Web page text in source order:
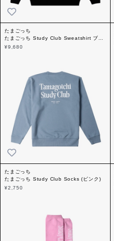
たまごっち
たまごっち Study Club Sweatshirt ブル
ー
¥9,680
たまごっち
たまごっち Study Club Socks (ピンク)
¥2,750